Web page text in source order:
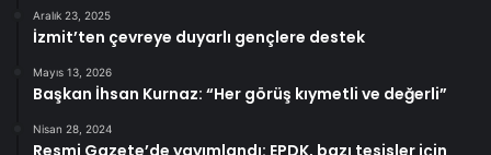
Aralık 23, 2025
İzmit’ten çevreye duyarlı gençlere destek
Mayıs 13, 2026
Başkan İhsan Kurnaz: “Her görüş kıymetli ve değerli”
Nisan 28, 2024
Resmi Gazete’de yayımlandı: EPDK, bazı tesisler için